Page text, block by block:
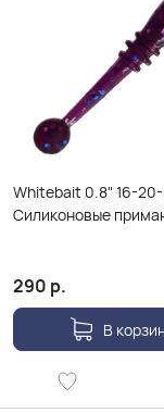
Whitebait 0.8" 16-
Силиконовые
290 р.
В